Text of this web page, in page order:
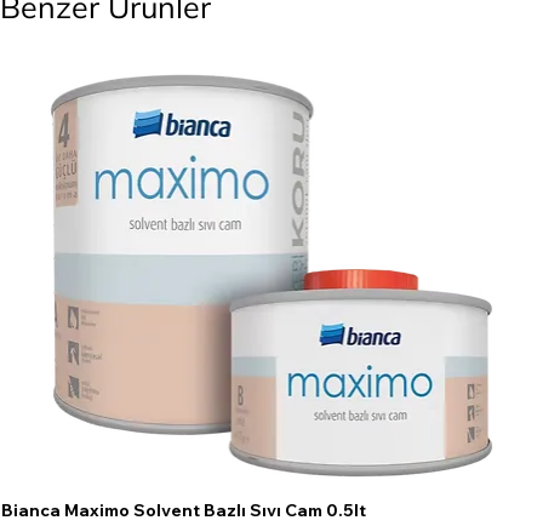
Bianca Maximo Solvent Bazlı Sıvı Cam 0.5lt